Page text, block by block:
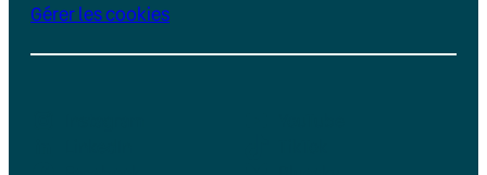
Gérer les cookies